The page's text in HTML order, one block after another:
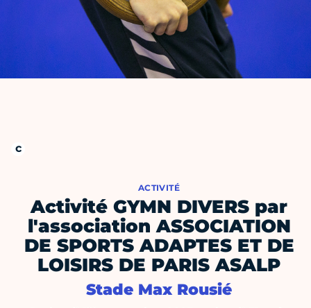
ACTIVITÉ
Activité GYMN DIVERS par
l'association ASSOCIATION
DE SPORTS ADAPTES ET DE
LOISIRS DE PARIS ASALP
Stade Max Rousié